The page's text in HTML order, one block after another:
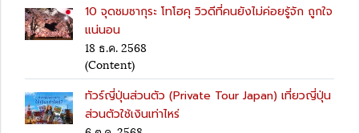
10 จุดชมซากุระ โทโฮคุ วิวดีที่คนยังไม่ค่อยรู้จัก ถูกใจ
แน่นอน
18 ธ.ค. 2568
(Content)
ทัวร์ญี่ปุ่นส่วนตัว (Private Tour Japan) เที่ยวญี่ปุ่น
ส่วนตัวใช้เงินเท่าไหร่